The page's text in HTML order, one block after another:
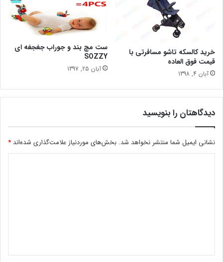
خرید کالسکه تاشو مسافرتی با
قیمت فوق العاده
آبان 4, 1398
ست مچ بند و جوراب جغجغه ای
SOZZY
آبان 25, 1397
دیدگاهتان را بنویسید
نشانی ایمیل شما منتشر نخواهد شد. بخش‌های موردنیاز علامت‌گذاری شده‌اند *